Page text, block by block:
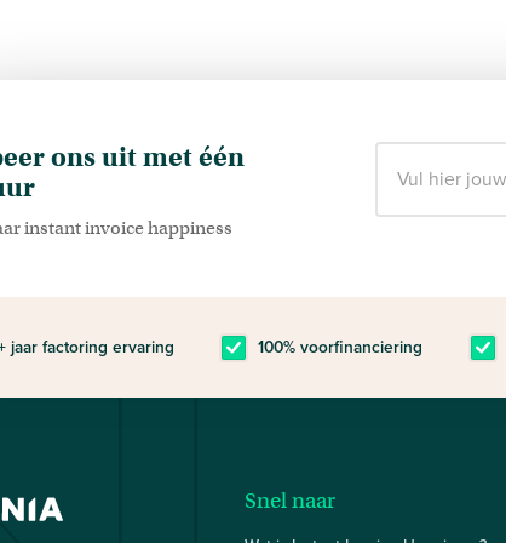
ons uit met één
instant invoice happiness
jaar factoring ervaring 100% voorfinanciering
Snel naar